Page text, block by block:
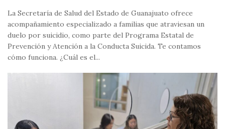
La Secretaría de Salud del Estado de Guanajuato ofrece
acompañamiento especializado a familias que atraviesan un
duelo por suicidio, como parte del Programa Estatal de
Prevención y Atención a la Conducta Suicida. Te contamos
cómo funciona. ¿Cuál es el...